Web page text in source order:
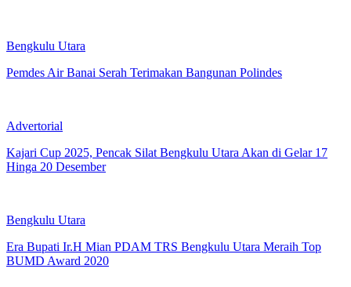
Bengkulu Utara
Pemdes Air Banai Serah Terimakan Bangunan Polindes
Advertorial
Kajari Cup 2025, Pencak Silat Bengkulu Utara Akan di Gelar 17
Hinga 20 Desember
Bengkulu Utara
Era Bupati Ir.H Mian PDAM TRS Bengkulu Utara Meraih Top
BUMD Award 2020